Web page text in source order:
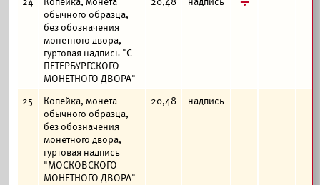
обычного образца,
без обозначения
монетного двора,
гуртовая надпись "С.
ПЕТЕРБУРГСКОГО
МОНЕТНОГО ДВОРА"
25
Копейка, монета
обычного образца,
без обозначения
монетного двора,
гуртовая надпись
"МОСКОВСКОГО
МОНЕТНОГО ДВОРА"
20,48 надпись